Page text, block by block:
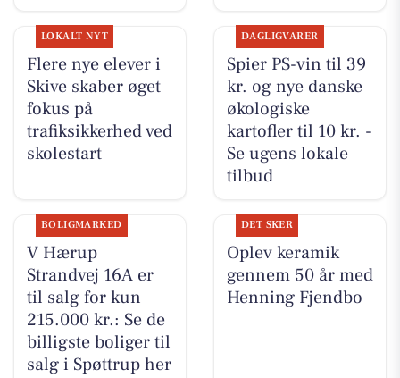
LOKALT NYT
Flere nye elever i
Skive skaber øget
fokus på
trafiksikkerhed ved
skolestart
DAGLIGVARER
Spier PS-vin til 39
kr. og nye danske
økologiske
kartofler til 10 kr. -
Se ugens lokale
tilbud
BOLIGMARKED
V Hærup
Strandvej 16A er
til salg for kun
215.000 kr.: Se de
billigste boliger til
salg i Spøttrup her
DET SKER
Oplev keramik
gennem 50 år med
Henning Fjendbo